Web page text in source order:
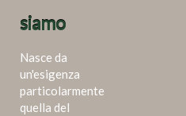
siamo
Nasce da
un'esigenza
particolarmente
quella del